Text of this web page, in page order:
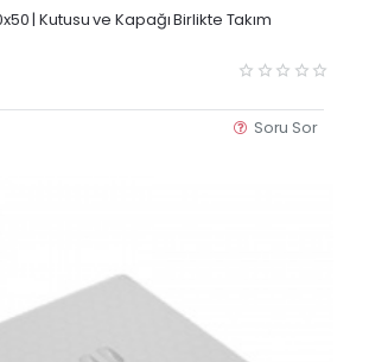
| Kutusu ve Kapağı Birlikte Takım
Soru Sor